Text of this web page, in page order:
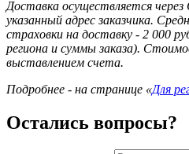
Доставка осуществляется через
указанный адрес заказчика.
страховки на доставку - 2 000
региона и суммы заказа).
выставлением счета.
Подробнее - на странице «Для
Остались вопросы?